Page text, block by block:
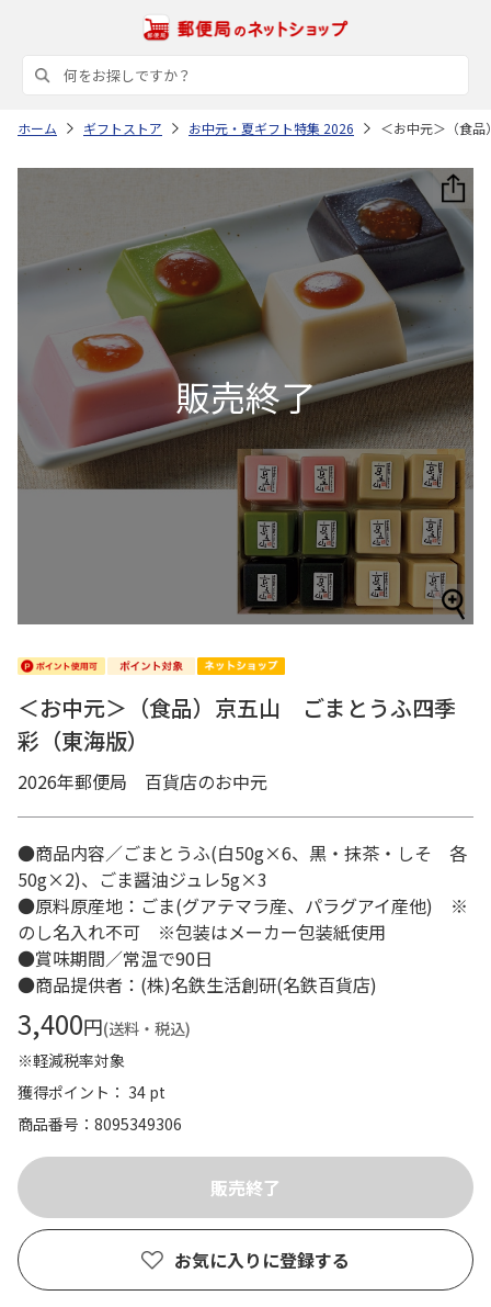
ホーム ギフトストア お中元・夏ギフト特集 2026 ＜お中元＞（食
＜お中元＞（食品）京五山 ごまとうふ四季
彩（東海版）
2026年郵便局 百貨店のお中元
●商品内容／ごまとうふ(白50g×6、黒・抹茶・しそ 各
50g×2)、ごま醤油ジュレ5g×3
●原料原産地：ごま(グアテマラ産、パラグアイ産他) ※
のし名入れ不可 ※包装はメーカー包装紙使用
●賞味期間／常温で90日
●商品提供者：(株)名鉄生活創研(名鉄百貨店)
3,400円(送料・税込)
※軽減税率対象
獲得ポイント： 34 pt
商品番号
8095349306
お気に入りに登録する